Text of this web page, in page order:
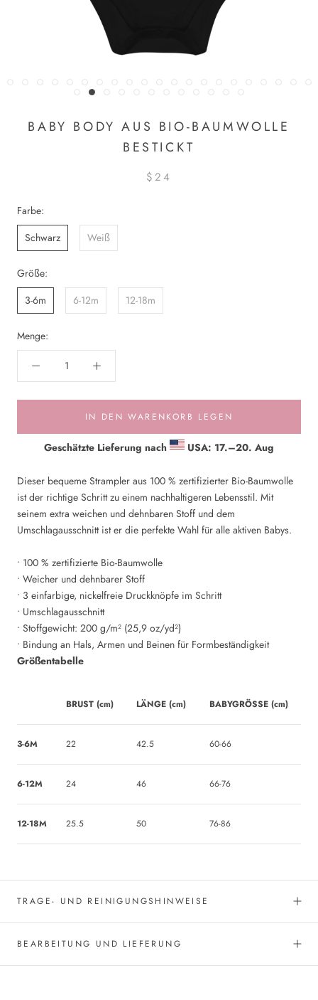
BABY BODY AUS BIO-BAUMWOLLE
BESTICKT
$24
Farbe:
Schwarz
Weiß
Größe:
3-6m
6-12m 12-18m
Menge:
IN DEN WARENKORB LEGEN
Geschätzte Lieferung nach USA: 17.⁠–20. Aug
Dieser bequeme Strampler aus 100 % zertifizierter Bio-Baumwolle
ist der richtige Schritt zu einem nachhaltigeren Lebensstil. Mit
seinem extra weichen und dehnbaren Stoff und dem
Umschlagausschnitt ist er die perfekte Wahl für alle aktiven Babys.
• 100 % zertifizierte Bio-Baumwolle
• Weicher und dehnbarer Stoff
• 3 einfarbige, nickelfreie Druckknöpfe im Schritt
• Umschlagausschnitt
• Stoffgewicht: 200 g/m² (25,9 oz/yd²)
• Bindung an Hals, Armen und Beinen für Formbeständigkeit
Größentabelle
BRUST (cm) LÄNGE (cm) BABYGRÖSSE (cm)
3-6M 22 42.5 60-66
6-12M 24 46 66-76
12-18M 25.5 50 76-86
TRAGE- UND REINIGUNGSHINWEISE
BEARBEITUNG UND LIEFERUNG